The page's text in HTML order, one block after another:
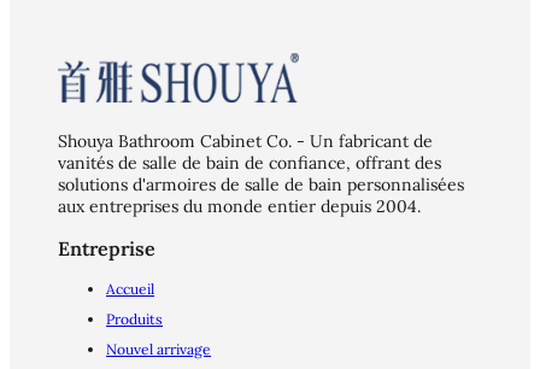
Shouya Bathroom Cabinet Co. - Un fabricant de
vanités de salle de bain de confiance, offrant des
solutions d'armoires de salle de bain personnalisées
aux entreprises du monde entier depuis 2004.
Entreprise
Accueil
Produits
Nouvel arrivage